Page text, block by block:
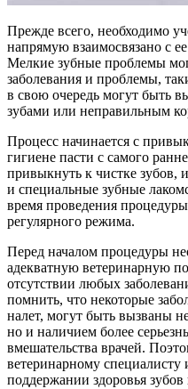
Прежде всего, необходимо
напрямую взаимосвязано с
Мелкие зубные проблемы
заболевания и проблемы,
в свою очередь могут быть
зубами или неправильным
Процесс начинается с
гигиене пасти с самого
привыкнуть к чистке зубов,
и специальные зубные
время проведения
регулярного режима.
Перед началом процедуры
адекватную ветеринарную
отсутствии любых
помнить, что некоторые
налет, могут быть вызваны
но и наличием более
вмешательства врачей.
ветеринарному
поддержании здоровья